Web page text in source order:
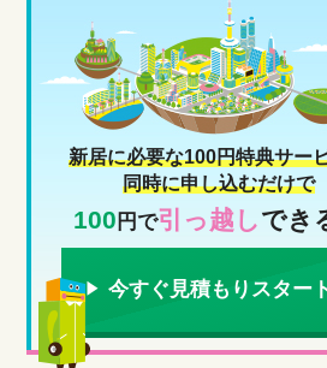
新居に必要な100円特典サー
同時に申し込むだけで
100 円で引っ越しでき
今すぐ見積もりスター